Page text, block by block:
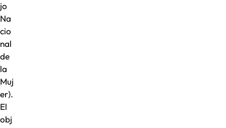
jo
Na
cio
nal
de
la
Muj
er).
El
obj